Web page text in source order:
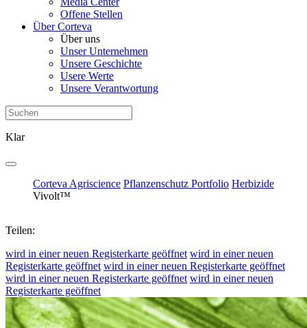
Offene Stellen
Über Corteva
Über uns
Unser Unternehmen
Unsere Geschichte
Usere Werte
Unsere Verantwortung
Klar
Corteva Agriscience Pflanzenschutz Portfolio Herbizide
Vivolt™
Teilen:
wird in einer neuen Registerkarte geöffnet wird in einer neuen
Registerkarte geöffnet wird in einer neuen Registerkarte geöffnet
wird in einer neuen Registerkarte geöffnet wird in einer neuen
Registerkarte geöffnet